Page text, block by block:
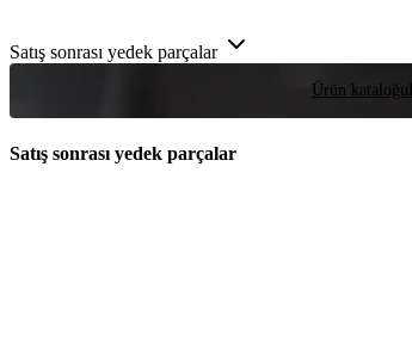
Satış sonrası yedek parçalar
Ürün kataloğu
Satış sonrası yedek parçalar